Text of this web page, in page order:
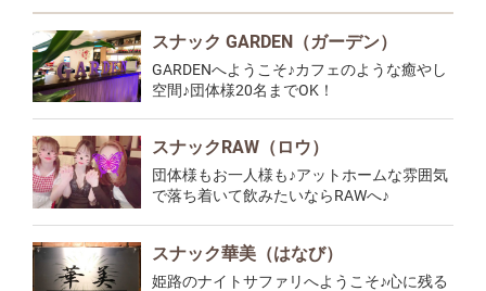
スナック GARDEN（ガーデン）
GARDENへようこそ♪カフェのような癒やし
空間♪団体様20名までOK！
スナックRAW（ロウ）
団体様もお一人様も♪アットホームな雰囲気
で落ち着いて飲みたいならRAWへ♪
スナック華美（はなび）
姫路のナイトサファリへようこそ♪心に残る